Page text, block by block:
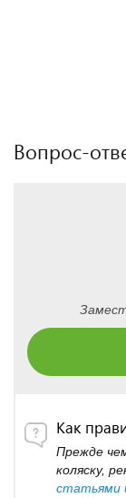
Вопрос-
Как
Прежде
коляску,
статьями